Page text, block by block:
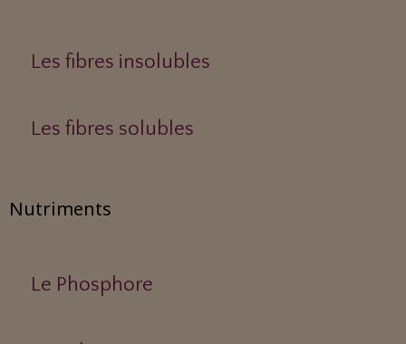
Les fibres insolubles
Les fibres solubles
Nutriments
Le Phosphore